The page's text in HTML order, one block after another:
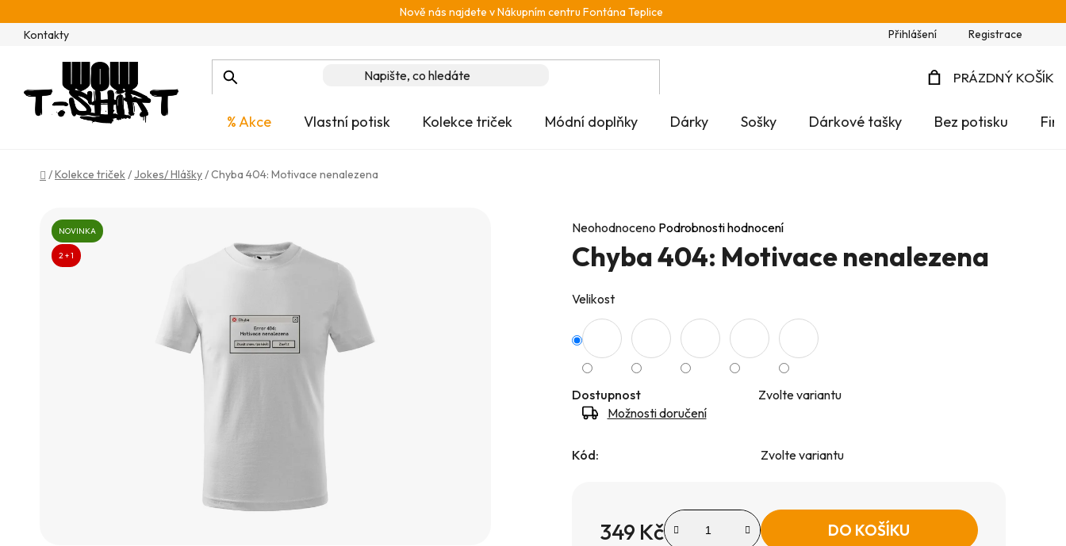
na
obsah
Nově nás najdete v Nákupním centru Fontána Teplice
Kontakty
Přihlášení Registrace
PRÁZDNÝ KOŠÍK
% Akce Vlastní potisk Kolekce triček Módní doplňky Dárky Sošky Dárkové tašky Bez potisku
Domů
/Kolekce triček/ Jokes/ Hlášky/Chyba 404: Motivace nenalezena
Průměrné
hodnocení
produktu
z
hvězdiček.
Neohodnoceno Podrobnosti hodnocení
Chyba 404: Motivace nenalezena
Velikost
Dostupnost
Zvolte variantu
Možnosti doručení
Kód: Zvolte variantu
349 Kč DO KOŠÍKU
NOVINKA
2 + 1